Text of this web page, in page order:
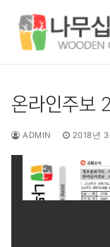
온라인주보
ADMIN 2018년